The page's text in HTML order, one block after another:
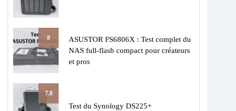
8
ASUSTOR FS6806X : Test complet du
NAS full-flash compact pour créateurs
et pros
7.8
Test du Synology DS225+